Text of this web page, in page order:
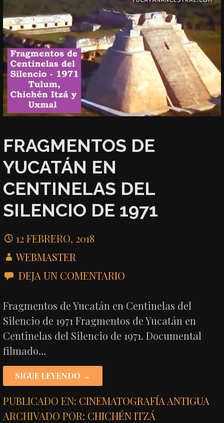
FRAGMENTOS DE
YUCATÁN EN
CENTINELAS DEL
SILENCIO DE 1971
12 FEBRERO, 2018
WEBMASTER
DEJA UN COMENTARIO
Fragmentos de Yucatán en Centinelas del
Silencio de 1971 Fragmentos de Yucatán en
Centinelas del Silencio de 1971. Documental
filmado…
SIGUE LEYENDO →
PUBLICADO EN: CINEMATOGRAFÍA ANTIGUA
ARCHIVADO POR: CHICHÉN ITZÁ